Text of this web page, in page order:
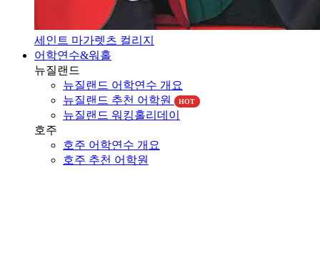
세인트 마가렛츠 컬리지
어학연수&워홀
뉴질랜드
뉴질랜드 어학연수 개요
뉴질랜드 워킹홀리데이
호주